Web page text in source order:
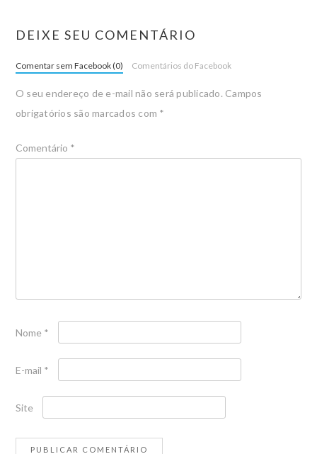
DEIXE SEU COMENTÁRIO
Comentar sem Facebook (0) Comentários do Facebook
O seu endereço de e-mail não será publicado. Campos
obrigatórios são marcados com *
Comentário *
Nome *
E-mail *
Site